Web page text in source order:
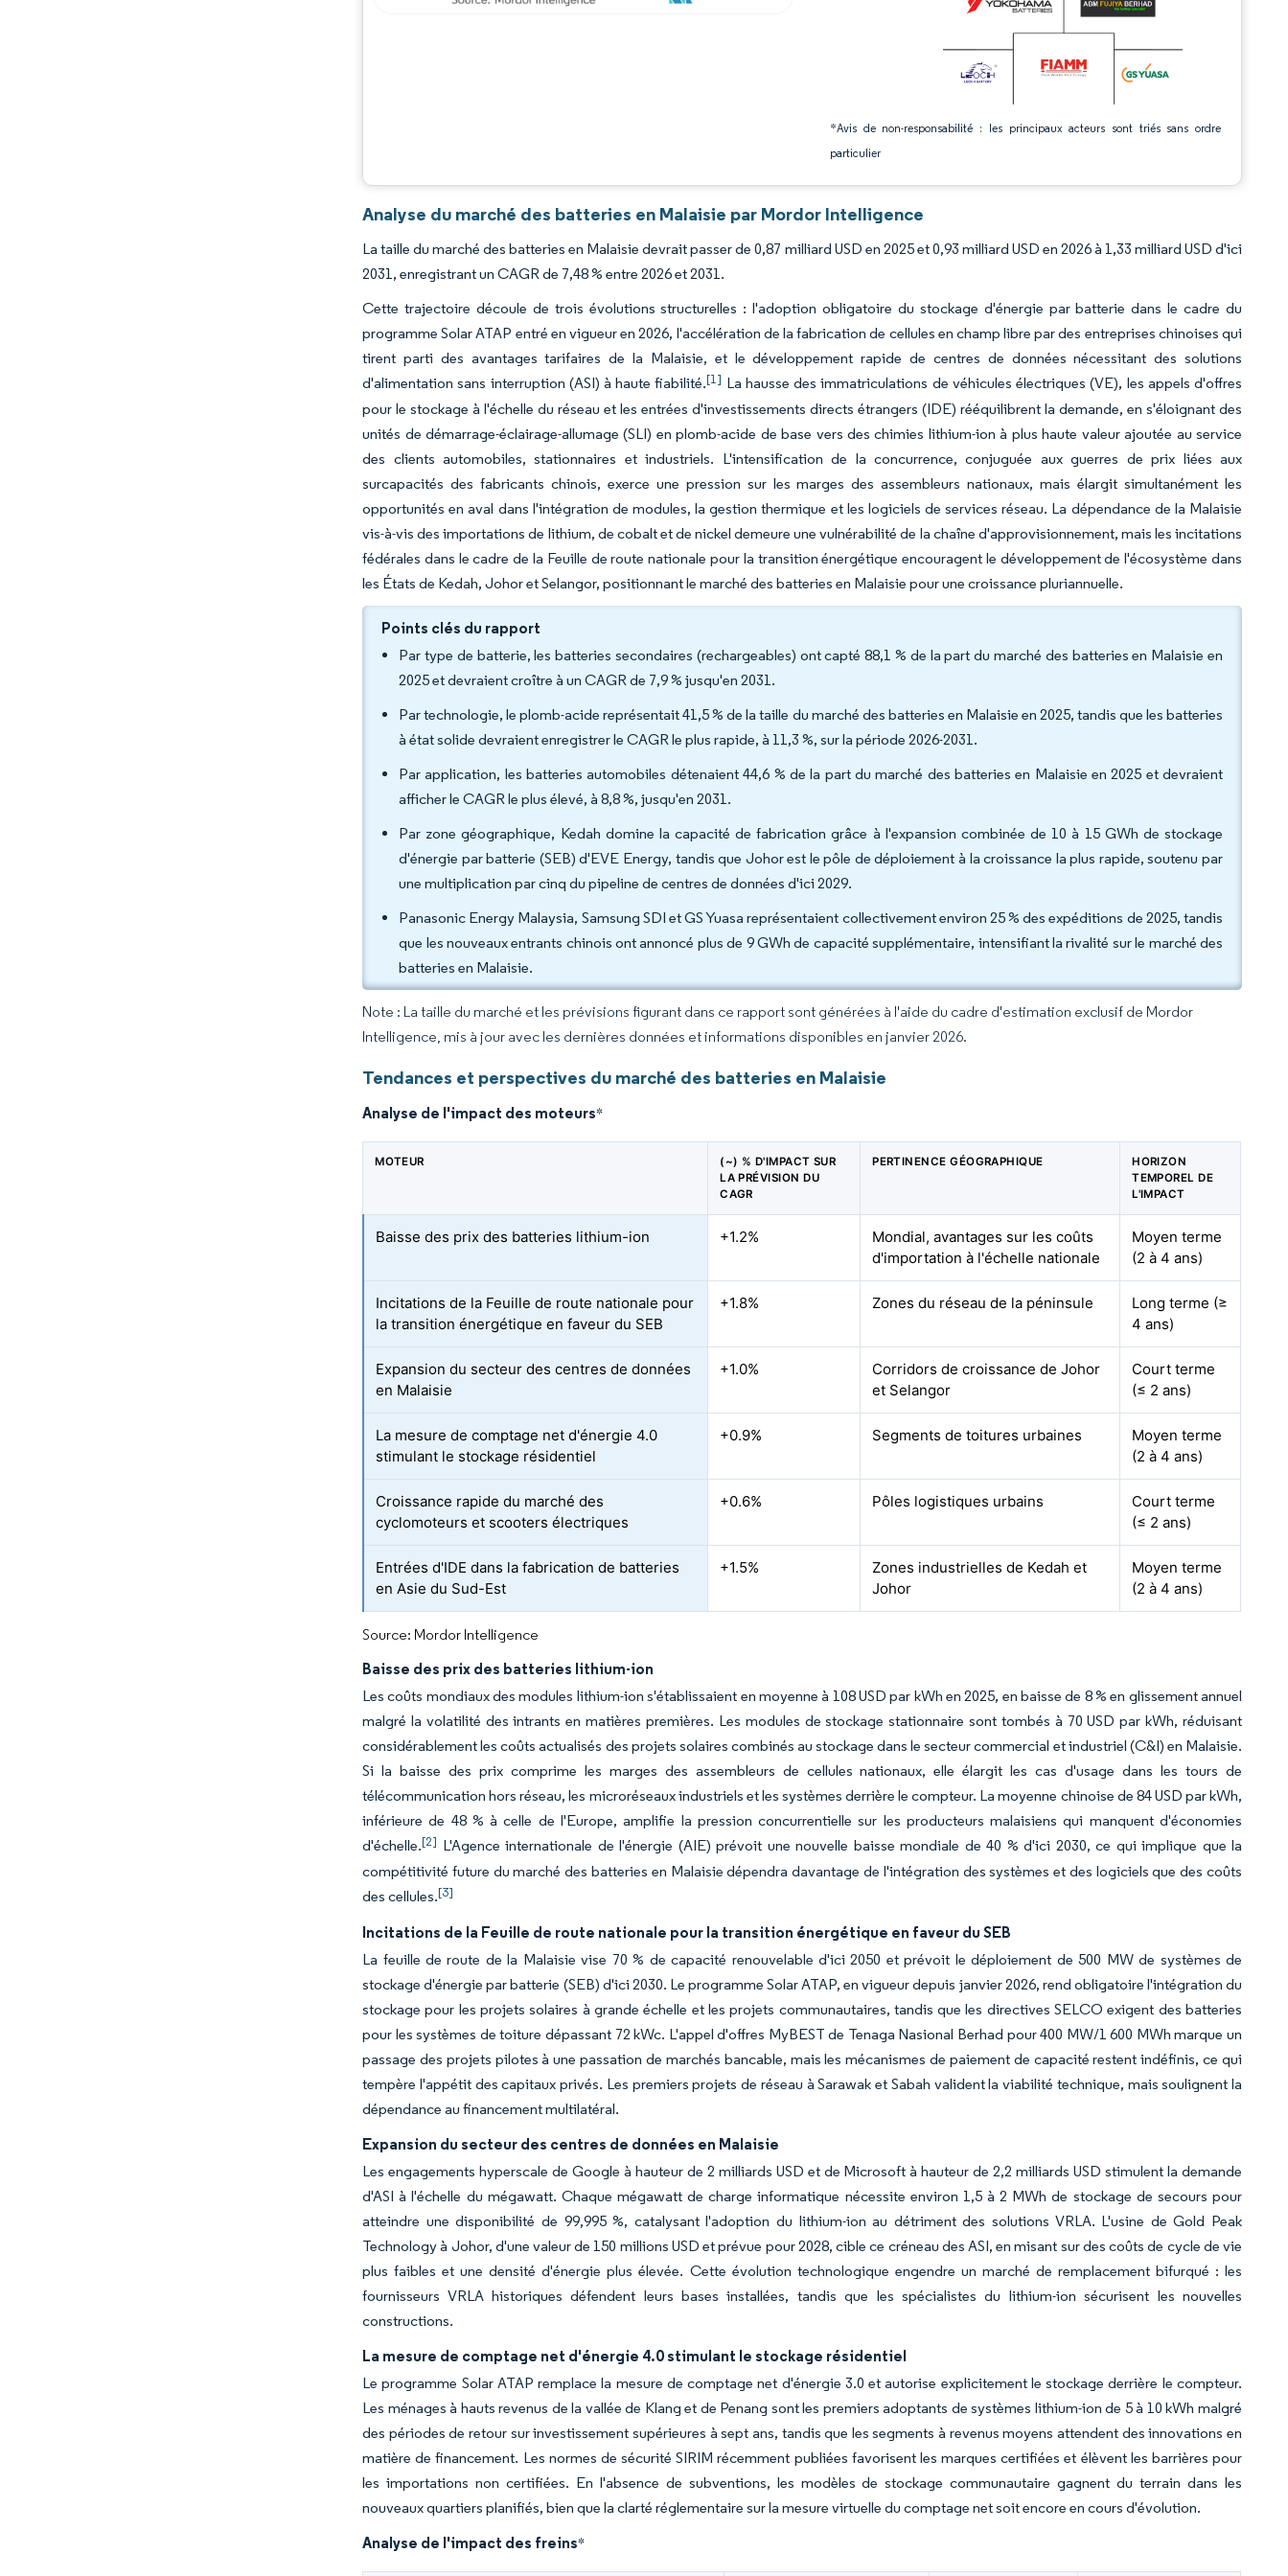
*Avis de non-responsabilité : les principaux acteurs sont triés sans ordre
particulier
Analyse du marché des batteries en Malaisie par Mordor Intelligence
La taille du marché des batteries en Malaisie devrait passer de 0,87 milliard USD en 2025 et 0,93 milliard USD en 2026 à 1,33 milliard USD d'ici
2031, enregistrant un CAGR de 7,48 % entre 2026 et 2031.
Cette trajectoire découle de trois évolutions structurelles : l'adoption obligatoire du stockage d'énergie par batterie dans le cadre du
programme Solar ATAP entré en vigueur en 2026, l'accélération de la fabrication de cellules en champ libre par des entreprises chinoises qui
tirent parti des avantages tarifaires de la Malaisie, et le développement rapide de centres de données nécessitant des solutions
d'alimentation sans interruption (ASI) à haute fiabilité.[1] La hausse des immatriculations de véhicules électriques (VE), les appels d'offres
pour le stockage à l'échelle du réseau et les entrées d'investissements directs étrangers (IDE) rééquilibrent la demande, en s'éloignant des
unités de démarrage-éclairage-allumage (SLI) en plomb-acide de base vers des chimies lithium-ion à plus haute valeur ajoutée au service
des clients automobiles, stationnaires et industriels. L'intensification de la concurrence, conjuguée aux guerres de prix liées aux
surcapacités des fabricants chinois, exerce une pression sur les marges des assembleurs nationaux, mais élargit simultanément les
opportunités en aval dans l'intégration de modules, la gestion thermique et les logiciels de services réseau. La dépendance de la Malaisie
vis-à-vis des importations de lithium, de cobalt et de nickel demeure une vulnérabilité de la chaîne d'approvisionnement, mais les incitations
fédérales dans le cadre de la Feuille de route nationale pour la transition énergétique encouragent le développement de l'écosystème dans
les États de Kedah, Johor et Selangor, positionnant le marché des batteries en Malaisie pour une croissance pluriannuelle.
Points clés du rapport
Par type de batterie, les batteries secondaires (rechargeables) ont capté 88,1 % de la part du marché des batteries en Malaisie en
2025 et devraient croître à un CAGR de 7,9 % jusqu'en 2031.
Par technologie, le plomb-acide représentait 41,5 % de la taille du marché des batteries en Malaisie en 2025, tandis que les batteries
à état solide devraient enregistrer le CAGR le plus rapide, à 11,3 %, sur la période 2026-2031.
Par application, les batteries automobiles détenaient 44,6 % de la part du marché des batteries en Malaisie en 2025 et devraient
afficher le CAGR le plus élevé, à 8,8 %, jusqu'en 2031.
Par zone géographique, Kedah domine la capacité de fabrication grâce à l'expansion combinée de 10 à 15 GWh de stockage
d'énergie par batterie (SEB) d'EVE Energy, tandis que Johor est le pôle de déploiement à la croissance la plus rapide, soutenu par
une multiplication par cinq du pipeline de centres de données d'ici 2029.
Panasonic Energy Malaysia, Samsung SDI et GS Yuasa représentaient collectivement environ 25 % des expéditions de 2025, tandis
que les nouveaux entrants chinois ont annoncé plus de 9 GWh de capacité supplémentaire, intensifiant la rivalité sur le marché des
batteries en Malaisie.
Note : La taille du marché et les prévisions figurant dans ce rapport sont générées à l'aide du cadre d'estimation exclusif de Mordor
Intelligence, mis à jour avec les dernières données et informations disponibles en janvier 2026.
Tendances et perspectives du marché des batteries en Malaisie
Analyse de l'impact des moteurs*
MOTEUR
(~) % D'IMPACT SUR
LA PRÉVISION DU
CAGR
PERTINENCE GÉOGRAPHIQUE
HORIZON
TEMPOREL DE
L'IMPACT
Baisse des prix des batteries lithium-ion +1.2%
Mondial, avantages sur les coûts
d'importation à l'échelle nationale
Moyen terme
(2 à 4 ans)
Incitations de la Feuille de route nationale pour
la transition énergétique en faveur du SEB
+1.8% Zones du réseau de la péninsule
Long terme (≥
4 ans)
Expansion du secteur des centres de données
en Malaisie
+1.0%
Corridors de croissance de Johor
et Selangor
Court terme
(≤ 2 ans)
La mesure de comptage net d'énergie 4.0
stimulant le stockage résidentiel
+0.9% Segments de toitures urbaines
Moyen terme
(2 à 4 ans)
Croissance rapide du marché des
cyclomoteurs et scooters électriques
+0.6% Pôles logistiques urbains
Court terme
(≤ 2 ans)
Entrées d'IDE dans la fabrication de batteries
en Asie du Sud-Est
+1.5%
Zones industrielles de Kedah et
Johor
Moyen terme
(2 à 4 ans)
Source: Mordor Intelligence
Baisse des prix des batteries lithium-ion
Les coûts mondiaux des modules lithium-ion s'établissaient en moyenne à 108 USD par kWh en 2025, en baisse de 8 % en glissement annuel
malgré la volatilité des intrants en matières premières. Les modules de stockage stationnaire sont tombés à 70 USD par kWh, réduisant
considérablement les coûts actualisés des projets solaires combinés au stockage dans le secteur commercial et industriel (C&I) en Malaisie.
Si la baisse des prix comprime les marges des assembleurs de cellules nationaux, elle élargit les cas d'usage dans les tours de
télécommunication hors réseau, les microréseaux industriels et les systèmes derrière le compteur. La moyenne chinoise de 84 USD par kWh,
inférieure de 48 % à celle de l'Europe, amplifie la pression concurrentielle sur les producteurs malaisiens qui manquent d'économies
d'échelle.[2] L'Agence internationale de l'énergie (AIE) prévoit une nouvelle baisse mondiale de 40 % d'ici 2030, ce qui implique que la
compétitivité future du marché des batteries en Malaisie dépendra davantage de l'intégration des systèmes et des logiciels que des coûts
des cellules.[3]
Incitations de la Feuille de route nationale pour la transition énergétique en faveur du SEB
La feuille de route de la Malaisie vise 70 % de capacité renouvelable d'ici 2050 et prévoit le déploiement de 500 MW de systèmes de
stockage d'énergie par batterie (SEB) d'ici 2030. Le programme Solar ATAP, en vigueur depuis janvier 2026, rend obligatoire l'intégration du
stockage pour les projets solaires à grande échelle et les projets communautaires, tandis que les directives SELCO exigent des batteries
pour les systèmes de toiture dépassant 72 kWc. L'appel d'offres MyBEST de Tenaga Nasional Berhad pour 400 MW/1 600 MWh marque un
passage des projets pilotes à une passation de marchés bancable, mais les mécanismes de paiement de capacité restent indéfinis, ce qui
tempère l'appétit des capitaux privés. Les premiers projets de réseau à Sarawak et Sabah valident la viabilité technique, mais soulignent la
dépendance au financement multilatéral.
Expansion du secteur des centres de données en Malaisie
Les engagements hyperscale de Google à hauteur de 2 milliards USD et de Microsoft à hauteur de 2,2 milliards USD stimulent la demande
d'ASI à l'échelle du mégawatt. Chaque mégawatt de charge informatique nécessite environ 1,5 à 2 MWh de stockage de secours pour
atteindre une disponibilité de 99,995 %, catalysant l'adoption du lithium-ion au détriment des solutions VRLA. L'usine de Gold Peak
Technology à Johor, d'une valeur de 150 millions USD et prévue pour 2028, cible ce créneau des ASI, en misant sur des coûts de cycle de vie
plus faibles et une densité d'énergie plus élevée. Cette évolution technologique engendre un marché de remplacement bifurqué : les
fournisseurs VRLA historiques défendent leurs bases installées, tandis que les spécialistes du lithium-ion sécurisent les nouvelles
constructions.
La mesure de comptage net d'énergie 4.0 stimulant le stockage résidentiel
Le programme Solar ATAP remplace la mesure de comptage net d'énergie 3.0 et autorise explicitement le stockage derrière le compteur.
Les ménages à hauts revenus de la vallée de Klang et de Penang sont les premiers adoptants de systèmes lithium-ion de 5 à 10 kWh malgré
des périodes de retour sur investissement supérieures à sept ans, tandis que les segments à revenus moyens attendent des innovations en
matière de financement. Les normes de sécurité SIRIM récemment publiées favorisent les marques certifiées et élèvent les barrières pour
les importations non certifiées. En l'absence de subventions, les modèles de stockage communautaire gagnent du terrain dans les
nouveaux quartiers planifiés, bien que la clarté réglementaire sur la mesure virtuelle du comptage net soit encore en cours d'évolution.
Analyse de l'impact des freins*